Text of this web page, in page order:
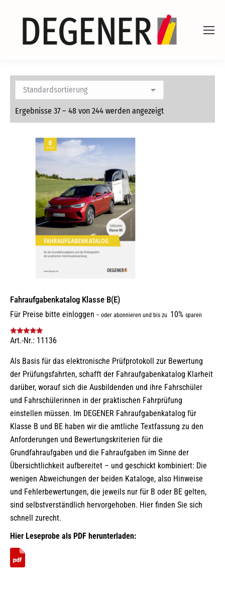
Ergebnisse 37 – 48 von 244 werden angezeigt
Fahraufgabenkatalog Klasse B(E)
Für Preise bitte einloggen – oder abonnieren und bis zu 10% sparen
Bewertet mit
Art.-Nr.: 11136
Als Basis für das elektronische Prüfprotokoll zur Bewertung
der Prüfungsfahrten, schafft der Fahraufgabenkatalog Klarheit
darüber, worauf sich die Ausbildenden und ihre Fahrschüler
und Fahrschülerinnen in der praktischen Fahrprüfung
einstellen müssen. Im DEGENER Fahraufgabenkatalog für
Klasse B und BE haben wir die amtliche Textfassung zu den
Anforderungen und Bewertungskriterien für die
Grundfahraufgaben und die Fahraufgaben im Sinne der
Übersichtlichkeit aufbereitet – und geschickt kombiniert: Die
wenigen Abweichungen der beiden Kataloge, also Hinweise
und Fehlerbewertungen, die jeweils nur für B oder BE gelten,
sind selbstverständlich hervorgehoben. Hier finden Sie sich
schnell zurecht.
Hier Leseprobe als PDF herunterladen: